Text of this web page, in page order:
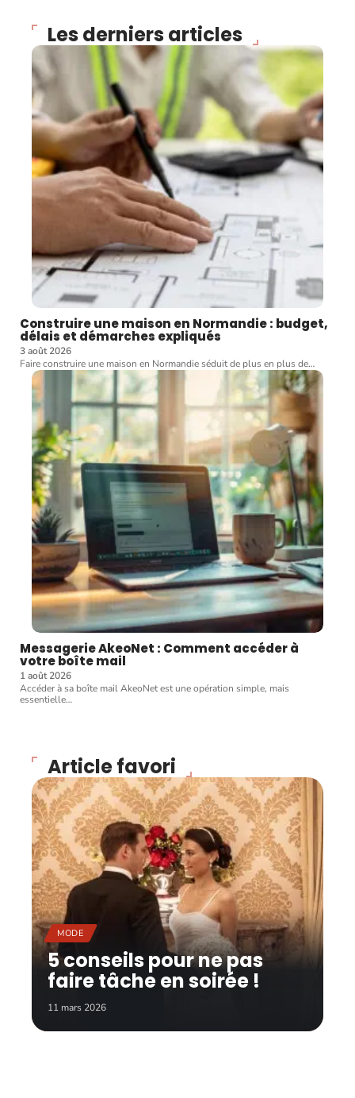
Les derniers articles
Construire une maison en Normandie : budget,
délais et démarches expliqués
3 août 2026
Faire construire une maison en Normandie séduit de plus en plus de…
Messagerie AkeoNet : Comment accéder à
votre boîte mail
1 août 2026
Accéder à sa boîte mail AkeoNet est une opération simple, mais
essentielle…
Article favori
MODE
5 conseils pour ne pas
faire tâche en soirée !
11 mars 2026